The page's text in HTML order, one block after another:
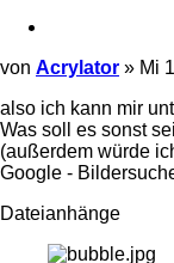
Beitrag
von Acrylator » Mi
also ich kann mir
Was soll es sonst
(außerdem würde
Google -
Dateianhänge